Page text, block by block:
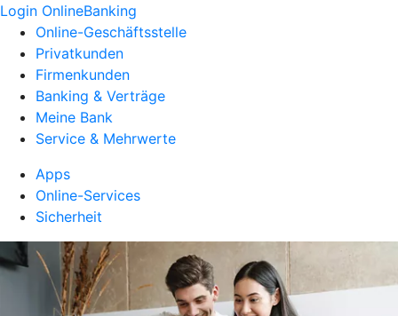
Login OnlineBanking
Online-Geschäftsstelle
Privatkunden
Firmenkunden
Banking & Verträge
Meine Bank
Service & Mehrwerte
Apps
Online-Services
Sicherheit